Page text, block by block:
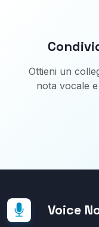
Ottieni un
nota vocale
Voice